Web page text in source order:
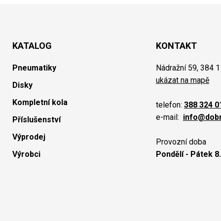
KATALOG
Pneumatiky
Disky
Kompletní kola
Příslušenství
Výprodej
Výrobci
KONTAKT
Nádražní 59, 384
ukázat na mapě
telefon: 388 324
e-mail:
Provozní doba
Pondělí - Pátek